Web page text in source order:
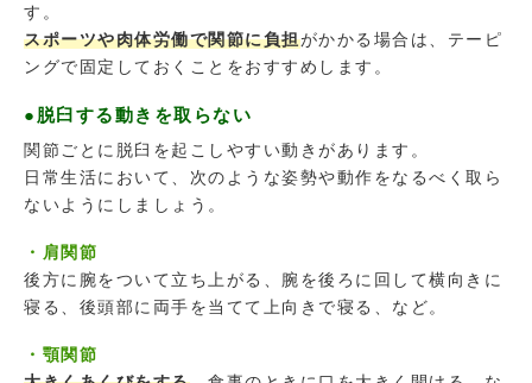
す。
スポーツや肉体労働で関節に負担がかかる場合は、テーピ
ングで固定しておくことをおすすめします。
●脱臼する動きを取らない
関節ごとに脱臼を起こしやすい動きがあります。
日常生活において、次のような姿勢や動作をなるべく取ら
ないようにしましょう。
・肩関節
後方に腕をついて立ち上がる、腕を後ろに回して横向きに
寝る、後頭部に両手を当てて上向きで寝る、など。
・顎関節